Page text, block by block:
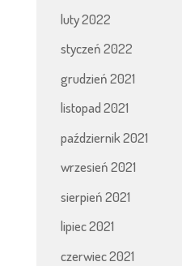
luty 2022
styczeń 2022
grudzień 2021
listopad 2021
październik 2021
wrzesień 2021
sierpień 2021
lipiec 2021
czerwiec 2021